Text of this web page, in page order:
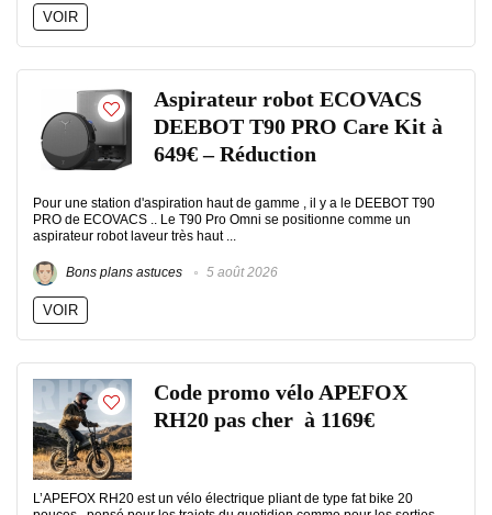
VOIR
Aspirateur robot ECOVACS
DEEBOT T90 PRO Care Kit à
649€ – Réduction
Pour une station d'aspiration haut de gamme , il y a le DEEBOT T90
PRO de ECOVACS .. Le T90 Pro Omni se positionne comme un
aspirateur robot laveur très haut ...
Bons plans astuces 5 août 2026
VOIR
Code promo vélo APEFOX
RH20 pas cher à 1169€
L’APEFOX RH20 est un vélo électrique pliant de type fat bike 20